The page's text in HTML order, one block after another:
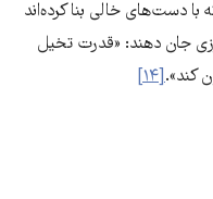
دست‌های خالی بنا کرده‌اند
جان دهند: «قدرت تخیل
کند».[۱۴]